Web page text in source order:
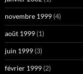
novembre 1999 (4)
août 1999 (1)
juin 1999 (3)
février 1999 (2)